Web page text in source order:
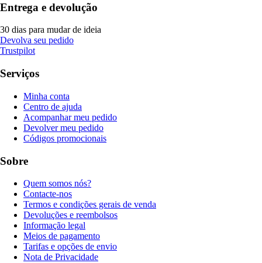
Entrega e devolução
30 dias para mudar de ideia
Devolva seu pedido
Trustpilot
Serviços
Minha conta
Centro de ajuda
Acompanhar meu pedido
Devolver meu pedido
Códigos promocionais
Sobre
Quem somos nós?
Contacte-nos
Termos e condições gerais de venda
Devoluções e reembolsos
Informação legal
Meios de pagamento
Tarifas e opções de envio
Nota de Privacidade